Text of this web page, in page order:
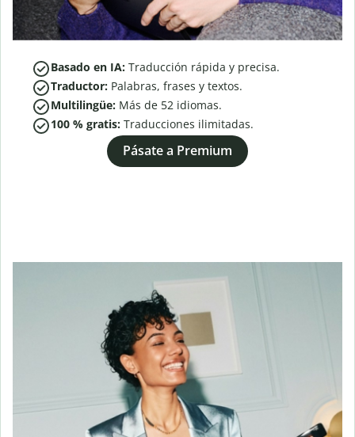
Basado en IA: Traducción rápida y precisa.
Traductor: Palabras, frases y textos.
Multilingüe: Más de 52 idiomas.
100 % gratis: Traducciones ilimitadas.
Pásate a Premium